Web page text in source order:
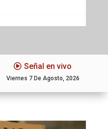
Señal en vivo
Viernes 7 De Agosto, 2026